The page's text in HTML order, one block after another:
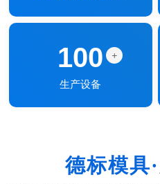
100 +
生产设备